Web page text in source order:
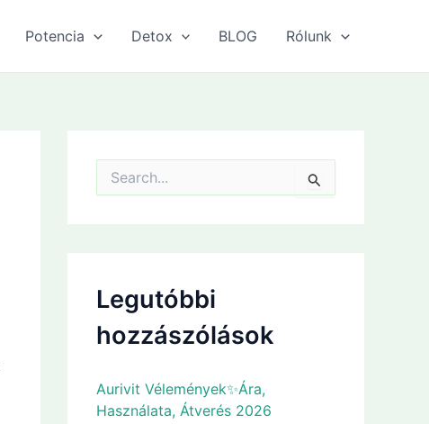
Potencia Detox BLOG Rólunk
o
r
:
Legutóbbi
hozzászólások
Aurivit Vélemények✨Ára,
Használata, Átverés 2026